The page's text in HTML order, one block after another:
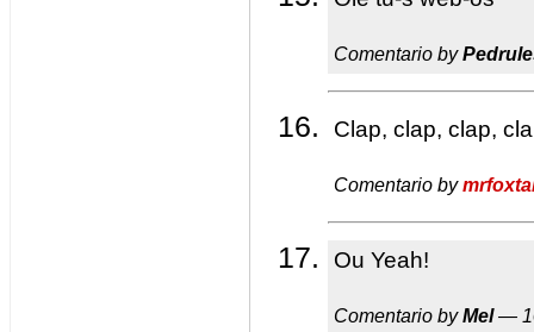
Comentario by
Clap, clap, clap,
Comentario by
Ou Yeah!
Comentario byMel—